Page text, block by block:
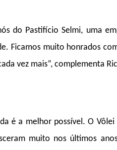
do Pastifício Selmi, uma
Ficamos muito honrados
vez mais”, complementa
é a melhor possível. O
muito nos últimos